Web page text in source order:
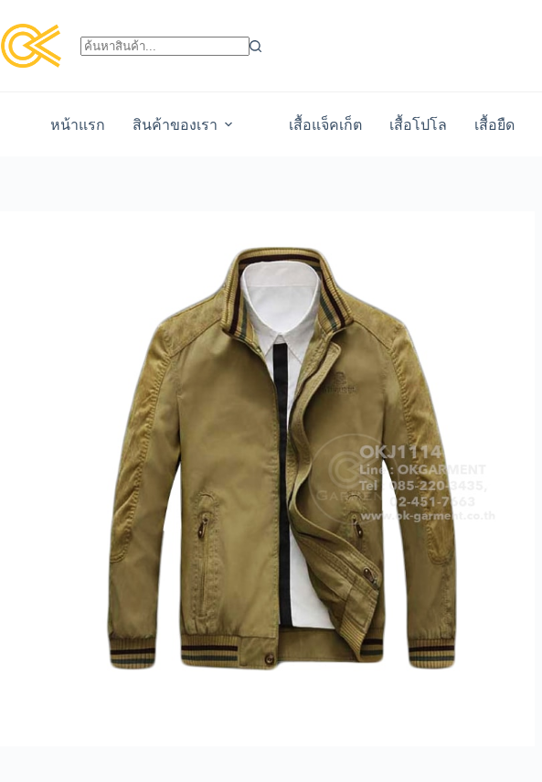
หน้าแรก สินค้าของเรา เสื้อแจ็คเก็ต เสื้อโปโล เสื้อยืด